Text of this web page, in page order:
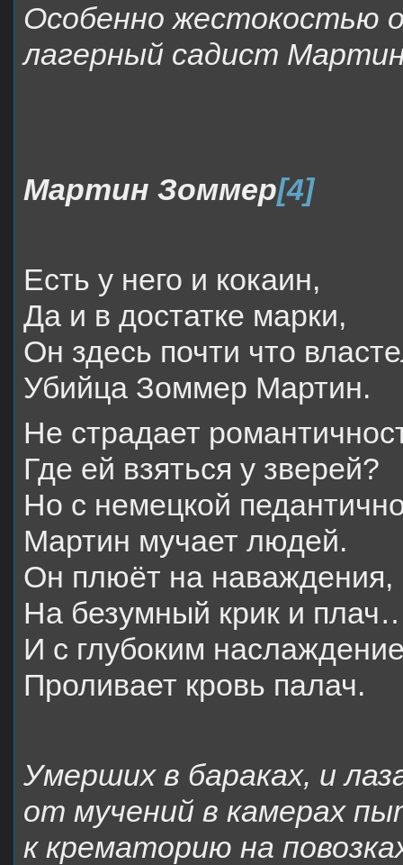
Особенно жестокостью
лагерный садист
Мартин Зоммер[4]
Есть у него и кокаин,
Да и в достатке марки,
Он здесь почти что
Убийца Зоммер Мартин.
Не страдает
Где ей взяться у зверей?
Но с немецкой
Мартин мучает людей.
Он плюёт на наваждения,
На безумный крик и
И с глубоким
Проливает кровь палач.
Умерших в бараках, и
от мучений в камерах
к крематорию на